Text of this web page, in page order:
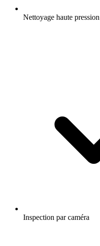
Nettoyage haute pression
Inspection par caméra